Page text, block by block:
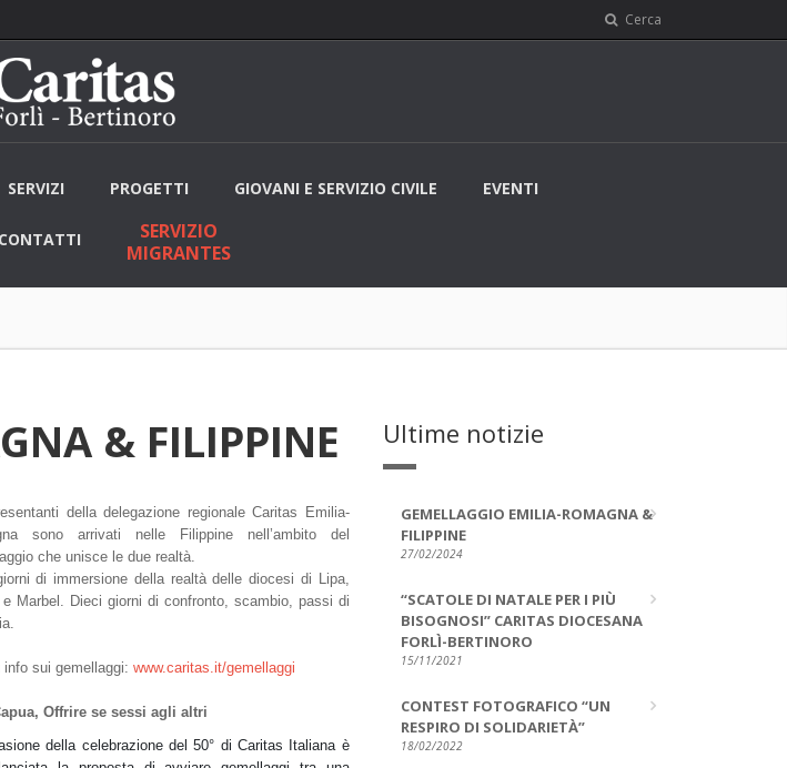
Cerca
SERVIZI PROGETTI GIOVANI E SERVIZIO CIVILE EVENTI
CONTATTI
SERVIZIO
MIGRANTES
& FILIPPINE
della delegazione regionale Caritas Emilia-
sono arrivati nelle Filippine nell’ambito del
che unisce le due realtà.
di immersione della realtà delle diocesi di Lipa,
Marbel. Dieci giorni di confronto, scambio, passi di
info sui gemellaggi: www.caritas.it/gemellaggi
Offrire se sessi agli altri
della celebrazione del 50° di Caritas Italiana è
Ultime notizie
GEMELLAGGIO EMILIA-ROMAGNA &
FILIPPINE
27/02/2024
“SCATOLE DI NATALE PER I PIÙ
BISOGNOSI” CARITAS DIOCESANA
FORLÌ-BERTINORO
15/11/2021
CONTEST FOTOGRAFICO “UN
RESPIRO DI SOLIDARIETÀ”
18/02/2022